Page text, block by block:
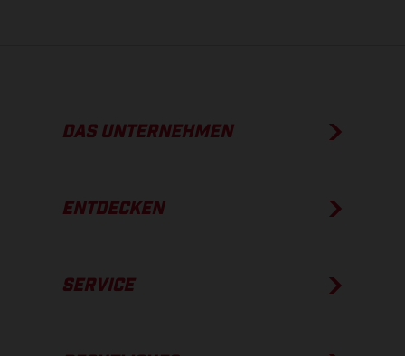
DAS UNTERNEHMEN
ENTDECKEN
SERVICE